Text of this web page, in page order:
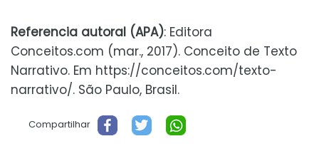
Referencia autoral (APA): Editora
Conceitos.com (mar., 2017). Conceito de Texto
Narrativo. Em https://conceitos.com/texto-
narrativo/. São Paulo, Brasil.
Compartilhar